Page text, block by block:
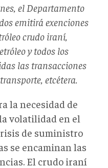
el Departamento
emitirá exenciones
crudo iraní,
y todos los
las transacciones
etcétera.
la necesidad de
volatilidad en el
de suministro
se encaminan las
El crudo iraní